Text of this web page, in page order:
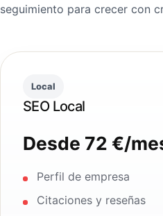
seguimiento para crecer con
Local
SEO Local
Desde 72 €/
Perfil de empresa
Citaciones y reseñas